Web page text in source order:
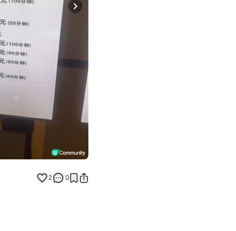
Next slide
2 0